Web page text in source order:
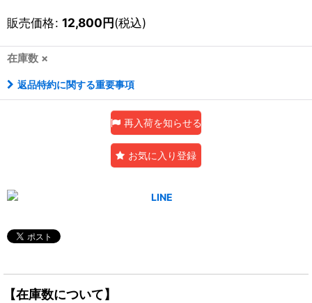
販売価格: 12,800円(税込)
在庫数 ×
返品特約に関する重要事項
再入荷を知らせる
お気に入り登録
【在庫数について】